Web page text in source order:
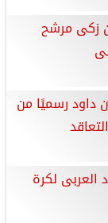
زكى مرشح
داود رسميًا من
العربى لكرة